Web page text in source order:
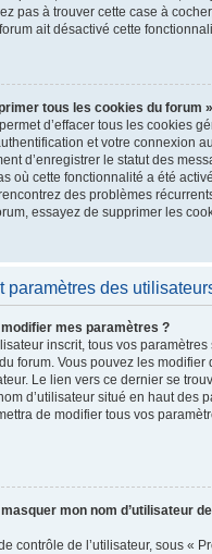
pas à trouver cette case à
ait désactivé cette
tous les cookies du forum
d’effacer tous les cookies
et votre connexion
d’enregistrer le statut des
où cette fonctionnalité a été
des problèmes
essayez de supprimer les
paramètres des
mes paramètres ?
inscrit, tous vos
forum. Vous pouvez les modifier
Le lien vers ce dernier se
d’utilisateur situé en haut des
de modifier tous vos
mon nom d’utilisateur
contrôle de l’utilisateur, sous «